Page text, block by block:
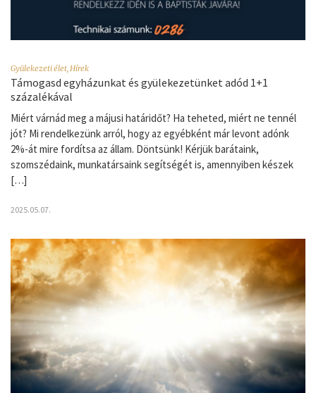
Gyülekezeti élet,Hírek
Támogasd egyházunkat és gyülekezetünket adód 1+1
százalékával
Miért várnád meg a májusi határidőt? Ha teheted, miért ne tennél
jót? Mi rendelkezünk arról, hogy az egyébként már levont adónk
2%-át mire fordítsa az állam. Döntsünk! Kérjük barátaink,
szomszédaink, munkatársaink segítségét is, amennyiben készek
[…]
2025.05.07.